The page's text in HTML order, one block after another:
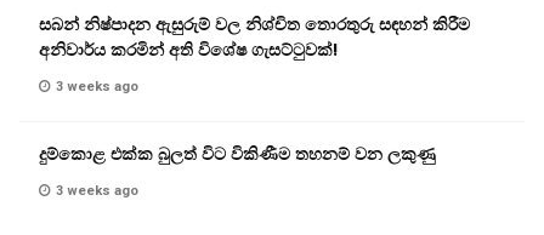
සබන් නිෂ්පාදන ඇසුරුම් වල නිශ්චිත තොරතුරු සඳහන් කිරීම
අනිවාර්ය කරමින් අති විශේෂ ගැසට්ටුවක්!
3 weeks ago
දුම්කොළ එක්ක බුලත් විට විකිණීම තහනම් වන ලකුණු
3 weeks ago